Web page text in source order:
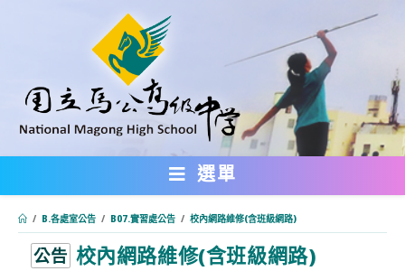
內
選單
/ B.各處室公告 / B07.實習處公告 / 校內網路維修(含班級網路)
公告 校內網路維修(含班級網路)